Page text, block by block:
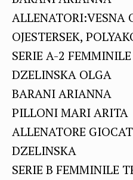
ALLENATORI:VESNA
OJESTERSEK,
SERIE A-2
DZELINSKA OLGA
BARANI ARIANNA
PILLONI MARI ARITA
ALLENATORE
DZELINSKA
SERIE B FEMMINILE